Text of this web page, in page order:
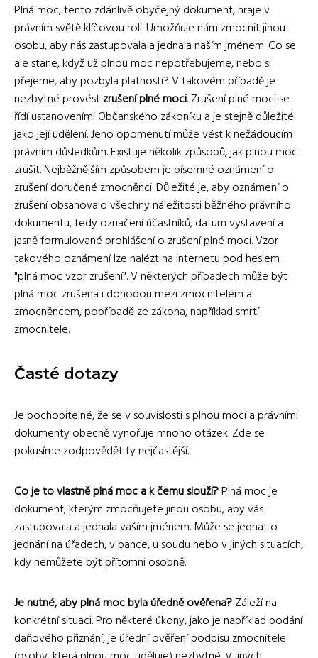
Plná moc, tento zdánlivě obyčejný dokument, hraje v
právním světě klíčovou roli. Umožňuje nám zmocnit jinou
osobu, aby nás zastupovala a jednala naším jménem. Co se
ale stane, když už plnou moc nepotřebujeme, nebo si
přejeme, aby pozbyla platnosti? V takovém případě je
nezbytné provéstzrušení plné moci. Zrušení plné moci se
řídí ustanoveními Občanského zákoníku a je stejně důležité
jako její udělení. Jeho opomenutí může vést k nežádoucím
právním důsledkům. Existuje několik způsobů, jak plnou moc
zrušit. Nejběžnějším způsobem je písemné oznámení o
zrušení doručené zmocněnci. Důležité je, aby oznámení o
zrušení obsahovalo všechny náležitosti běžného právního
dokumentu, tedy označení účastníků, datum vystavení a
jasně formulované prohlášení o zrušení plné moci. Vzor
takového oznámení lze nalézt na internetu pod heslem
"plná moc vzor zrušení". V některých případech může být
plná moc zrušena i dohodou mezi zmocnitelem a
zmocněncem, popřípadě ze zákona, například smrtí
zmocnitele.
Časté dotazy
Je pochopitelné, že se v souvislosti s plnou mocí a právními
dokumenty obecně vynořuje mnoho otázek. Zde se
pokusíme zodpovědět ty nejčastější.
Co je to vlastně plná moc a k čemu slouží?Plná moc je
dokument, kterým zmocňujete jinou osobu, aby vás
zastupovala a jednala vaším jménem. Může se jednat o
jednání na úřadech, v bance, u soudu nebo v jiných situacích,
kdy nemůžete být přítomni osobně.
Je nutné, aby plná moc byla úředně ověřena?Záleží na
konkrétní situaci. Pro některé úkony, jako je například podání
daňového přiznání, je úřední ověření podpisu zmocnitele